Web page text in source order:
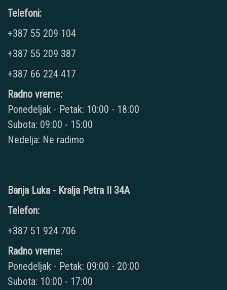
Telefoni:
+387 55 209 104
+387 55 209 387
+387 66 224 417
Radno vreme:
Ponedeljak - Petak: 10:00 - 18:00
Subota: 09:00 - 15:00
Nedelja: Ne radimo
Banja Luka - Kralja Petra II 34A
Telefon:
+387 51 924 706
Radno vreme:
Ponedeljak - Petak: 09:00 - 20:00
Subota: 10:00 - 17:00